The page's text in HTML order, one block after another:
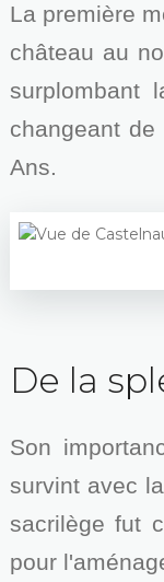
La première
château au
surplombant
changeant
Ans.
De la
Son
survint avec
sacrilège fut
pour